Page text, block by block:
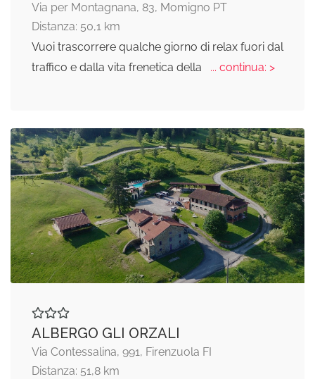
Via per Montagnana, 83, Momigno PT
Distanza: 50,1 km
Vuoi trascorrere qualche giorno di relax fuori dal
traffico e dalla vita frenetica della
... continua: >
ALBERGO GLI ORZALI
Via Contessalina, 991, Firenzuola FI
Distanza: 51,8 km